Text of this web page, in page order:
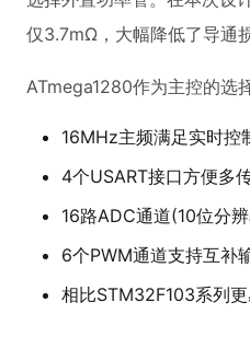
仅3.7mΩ，大幅降低了导通损
ATmega1280作为主控的选
16MHz主频满足实时控
4个USART接口方便多
16路ADC通道(10位分
6个PWM通道支持互补
相比STM32F103系列